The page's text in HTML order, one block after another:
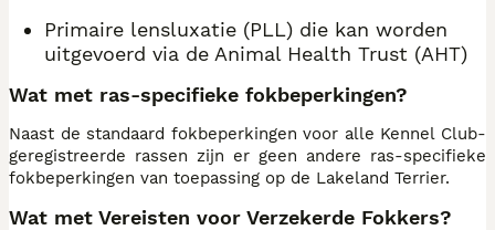
Primaire lensluxatie (PLL) die kan worden
uitgevoerd via de Animal Health Trust (AHT)
Wat met ras-specifieke fokbeperkingen?
Naast de standaard fokbeperkingen voor alle Kennel Club-
geregistreerde rassen zijn er geen andere ras-specifieke
fokbeperkingen van toepassing op de Lakeland Terrier.
Wat met Vereisten voor Verzekerde Fokkers?